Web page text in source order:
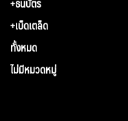
+เบ็ดเตล็ด
ทั้งหมด
ไม่มีหมวดหมู่